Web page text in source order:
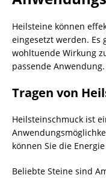
Heilsteine können
eingesetzt werden.
wohltuende Wirkung
passende Anwendung.
Tragen von
Heilsteinschmuck ist
können Sie die
Beliebte Steine sind